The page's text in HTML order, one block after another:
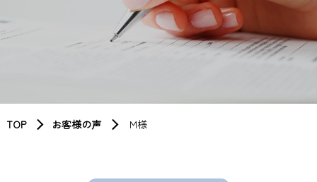
TOP お客様の声 M様